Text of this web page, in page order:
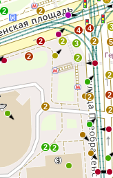
2 2
2
2
2
2
2
2
2
2
4
4
2
2
3
2
2
5